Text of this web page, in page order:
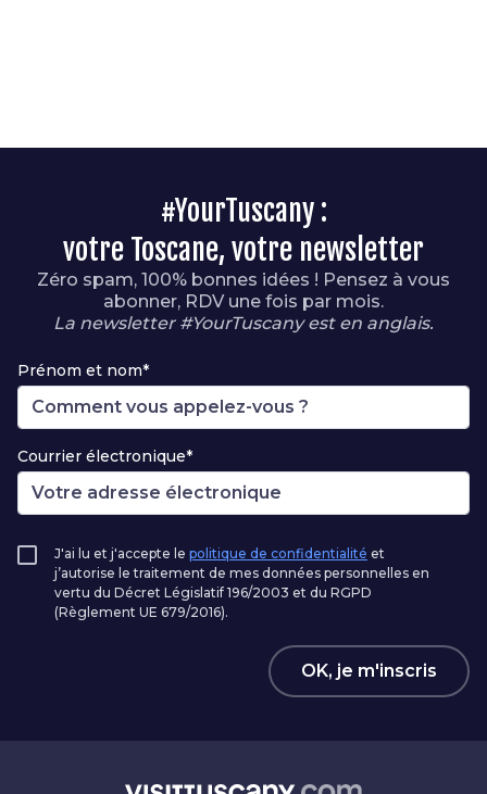
#YourTuscany :
votre Toscane, votre newsletter
Zéro spam, 100% bonnes idées ! Pensez à vous
abonner, RDV une fois par mois.
La newsletter #YourTuscany est en anglais.
Prénom et nom*
Courrier électronique*
J'ai lu et j'accepte le politique de confidentialité et
j’autorise le traitement de mes données personnelles en
vertu du Décret Législatif 196/2003 et du RGPD
(Règlement UE 679/2016).
OK, je m'inscris